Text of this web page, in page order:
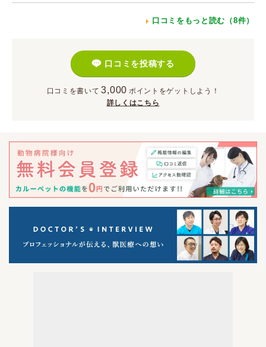
口コミをもっと読む（8件）
口コミを投稿する
口コミを書いて 3,000 ポイント をゲットしよう！
詳しくはこちら